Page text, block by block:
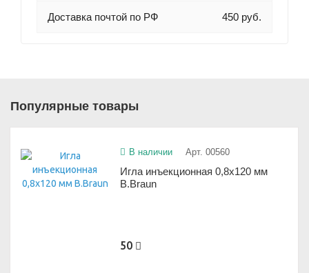
Доставка почтой по РФ 450 руб.
Популярные товары
В наличии Арт. 00560
Игла инъекционная 0,8х120 мм
B.Braun
50